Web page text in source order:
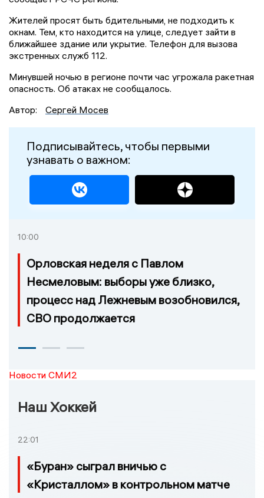
Жителей просят быть бдительными, не подходить к
окнам. Тем, кто находится на улице, следует зайти в
ближайшее здание или укрытие. Телефон для вызова
экстренных служб 112.
Минувшей ночью в регионе почти час угрожала ракетная
опасность. Об атаках не сообщалось.
Автор:
Сергей Мосев
Подписывайтесь, чтобы первыми
узнавать о важном:
10:00
Орловская неделя с Павлом
Несмеловым: выборы уже близко,
процесс над Лежневым возобновился,
СВО продолжается
Новости СМИ2
Наш Хоккей
22:01
«Буран» сыграл вничью с
«Кристаллом» в контрольном матче